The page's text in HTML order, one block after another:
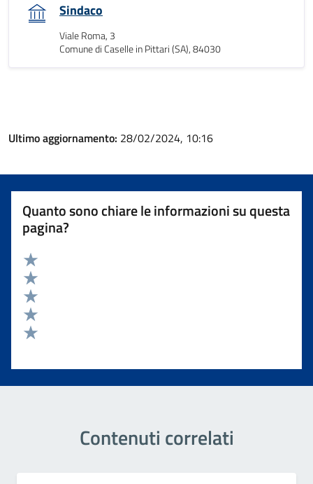
Sindaco
Viale Roma, 3
Comune di Caselle in Pittari (SA), 84030
Ultimo aggiornamento: 28/02/2024, 10:16
Quanto sono chiare le informazioni su questa
pagina?
Valuta 5 stelle su 5
Valuta 4 stelle su 5
Valuta 3 stelle su 5
Valuta 2 stelle su 5
Contenuti correlati